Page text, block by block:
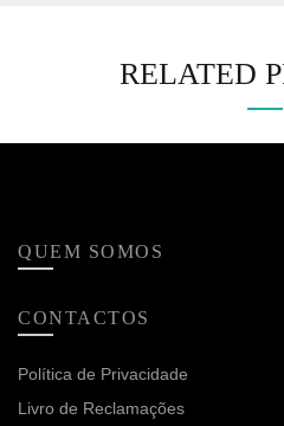
RELATED
QUEM SOMOS
CONTACTOS
Política de Privacidade
Livro de Reclamações